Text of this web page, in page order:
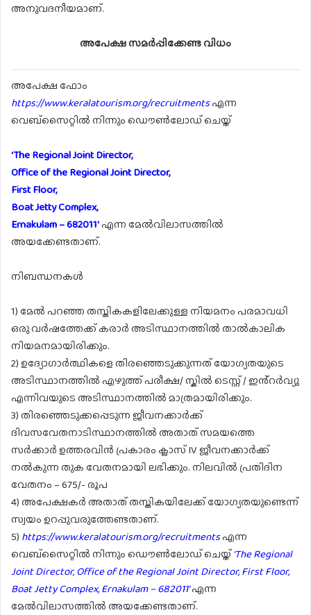
അനുവദനീയമാണ്.
അപേക്ഷ സമർപ്പിക്കേണ്ട വിധം
അപേക്ഷ ഫോം
https://www.keralatourism.org/recruitmentsഎന്ന
വെബ്സൈറ്റിൽ നിന്നും ഡൌൺലോഡ് ചെയ്ത്
‘The Regional Joint Director,
Office of the Regional Joint Director,
First Floor,
Boat Jetty Complex,
Ernakulam – 682011′എന്ന മേൽവിലാസത്തിൽ
അയക്കേണ്ടതാണ്.
നിബന്ധനകൾ
1) മേൽ പറഞ്ഞ തസ്തികകളിലേക്കുള്ള നിയമനം പരമാവധി
ഒരു വർഷത്തേക്ക് കരാർ അടിസ്ഥാനത്തിൽ താൽകാലിക
നിയമനമായിരിക്കും.
2) ഉദ്യോഗാർത്ഥികളെ തിരഞ്ഞെടുക്കുന്നത് യോഗ്യതയുടെ
അടിസ്ഥാനത്തിൽ എഴുത്ത് പരീക്ഷ/ സ്കിൽ ടെസ്റ്റ് / ഇൻ്റർവ്യു
എന്നിവയുടെ അടിസ്ഥാനത്തിൽ മാത്രമായിരിക്കും.
3) തിരഞ്ഞെടുക്കപ്പെടുന്ന ജീവനക്കാർക്ക്
ദിവസവേതനാടിസ്ഥാനത്തിൽ അതാത് സമയത്തെ
സർക്കാർ ഉത്തരവിൻ പ്രകാരം ക്ലാസ് IV ജീവനക്കാർക്ക്
നൽകുന്ന തുക വേതനമായി ലഭിക്കും. നിലവിൽ പ്രതിദിന
വേതനം – 675/- രൂപ
4) അപേക്ഷകർ അതാത് തസ്തികയിലേക്ക് യോഗ്യതയുണ്ടെന്ന്
സ്വയം ഉറപ്പുവരുത്തേണ്ടതാണ്.
5) https://www.keralatourism.org/recruitmentsഎന്ന
വെബ്സൈറ്റിൽ നിന്നും ഡൌൺലോഡ് ചെയ്ത്‘The Regional
Joint Director, Office of the Regional Joint Director, First Floor,
Boat Jetty Complex, Ernakulam – 682011’എന്ന
മേൽവിലാസത്തിൽ അയക്കേണ്ടതാണ്.